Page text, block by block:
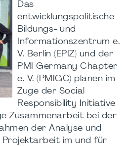
Das
entwicklungspolitische
Bildungs- und
Informationszentrum e.
V. Berlin (EPIZ) und der
PMI Germany Chapter
e. V. (PMIGC) planen im
Zuge der Social
Responsibility Initiative
Zusammenarbeit bei der
der Analyse und
Projektarbeit im und für